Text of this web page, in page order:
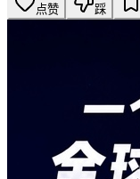
点赞 踩